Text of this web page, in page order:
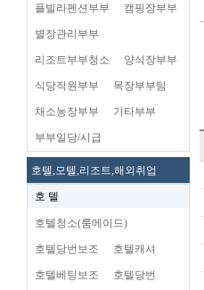
플빌라펜션부부 캠핑장부부
별장관리부부
리조트부부청소 양식장부부
식당직원부부 목장부부팀
채소농장부부 기타부부
부부일당/시급
호텔,모텔,리조트,해외취업
호 텔
호텔청소(룸메이드)
호텔당번보조 호텔캐셔
호텔베팅보조 호텔당번